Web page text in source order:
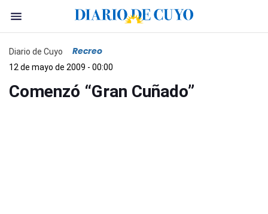
Diario de Cuyo Recreo
12 de mayo de 2009 - 00:00
Comenzó “Gran Cuñado”